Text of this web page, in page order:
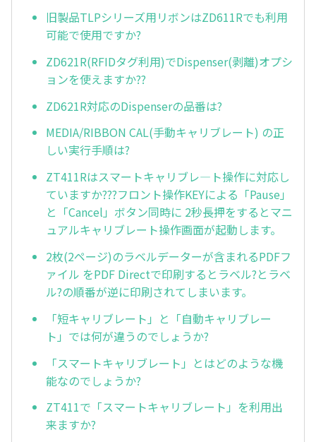
旧製品TLPシリーズ用リボンはZD611Rでも利用
可能で使用ですか?
ZD621R(RFIDタグ利用)でDispenser(剥離)オプシ
ョンを使えますか??
ZD621R対応のDispenserの品番は?
MEDIA/RIBBON CAL(手動キャリブレート) の正
しい実行手順は?
ZT411Rはスマートキャリブレ—ト操作に対応し
ていますか???フロント操作KEYによる「Pause」
と「Cancel」ボタン同時に 2秒長押をするとマニ
ュアルキャリブレート操作画面が起動します。
2枚(2ページ)のラベルデーターが含まれるPDFフ
ァイル をPDF Directで印刷するとラベル?とラベ
ル?の順番が逆に印刷されてしまいます。
「短キャリブレート」と「自動キャリブレー
ト」では何が違うのでしょうか?
「スマートキャリブレート」とはどのような機
能なのでしょうか?
ZT411で「スマートキャリブレート」を利用出
来ますか?